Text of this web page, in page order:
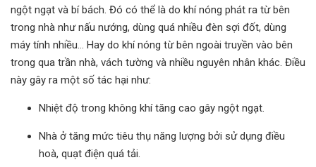
ngột ngạt và bí bách. Đó có thể là do khí nóng phát ra từ bên
trong nhà như nấu nướng, dùng quá nhiều đèn sợi đốt, dùng
máy tính nhiều… Hay do khí nóng từ bên ngoài truyền vào bên
trong qua trần nhà, vách tường và nhiều nguyên nhân khác. Điều
này gây ra một số tác hại như:
Nhiệt độ trong không khí tăng cao gây ngột ngạt.
Nhà ở tăng mức tiêu thụ năng lượng bởi sử dụng điều
hoà, quạt điện quá tải.